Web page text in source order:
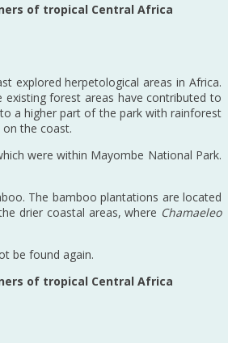
of tropical Central Africa
explored herpetological areas in Africa.
forest areas have contributed to
a higher part of the park with rainforest
the coast.
were within Mayombe National Park.
The bamboo plantations are located
drier coastal areas, where Chamaeleo
be found again.
of tropical Central Africa